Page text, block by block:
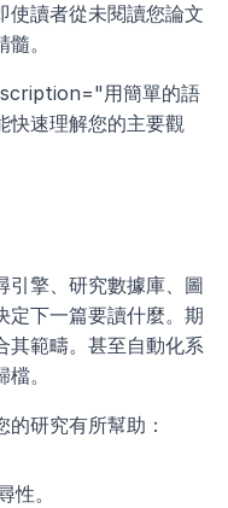
使讀者從未閱讀您論文
。
用簡單的語
快速理解您的主要觀
引擎、研究數據庫、圖
定下一篇要讀什麼。期
其範疇。甚至自動化系
。
研究有所幫助：
性。